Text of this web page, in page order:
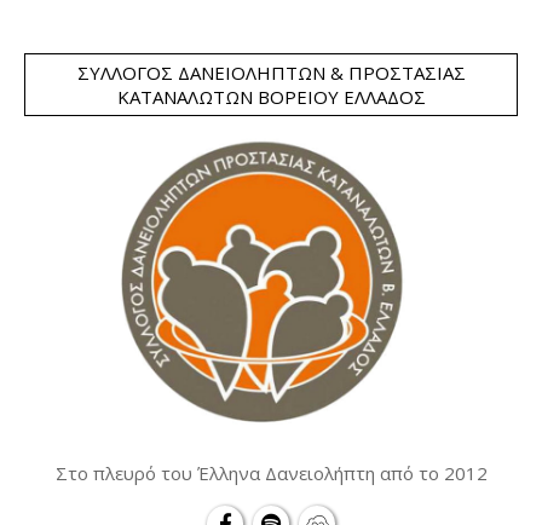
ΣΎΛΛΟΓΟΣ ΔΑΝΕΙΟΛΗΠΤΏΝ & ΠΡΟΣΤΑΣΊΑΣ
ΚΑΤΑΝΑΛΩΤΏΝ ΒΟΡΕΊΟΥ ΕΛΛΆΔΟΣ
Στο πλευρό του Έλληνα Δανειολήπτη από το 2012